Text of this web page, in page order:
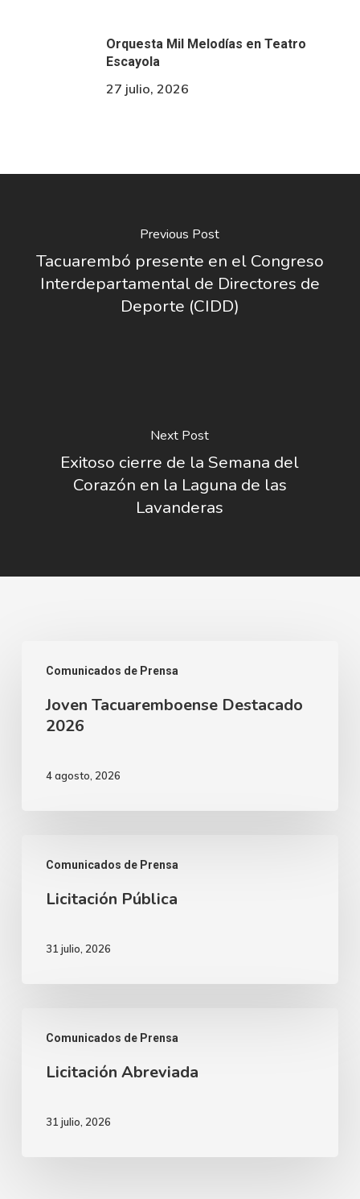
Orquesta Mil Melodías en Teatro
Escayola
27 julio, 2026
Previous Post
Tacuarembó presente en el Congreso
Interdepartamental de Directores de
Deporte (CIDD)
Next Post
Exitoso cierre de la Semana del
Corazón en la Laguna de las
Lavanderas
Comunicados de Prensa
Tacuaremboense
Destacado
2026
Joven Tacuaremboense Destacado
2026
4 agosto, 2026
Comunicados de Prensa
Pública
Licitación Pública
31 julio, 2026
Comunicados de Prensa
Abreviada
Licitación Abreviada
31 julio, 2026